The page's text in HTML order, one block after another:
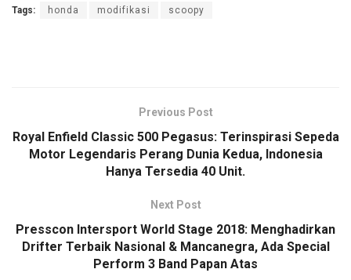
Tags: honda modifikasi scoopy
Previous Post
Royal Enfield Classic 500 Pegasus: Terinspirasi Sepeda
Motor Legendaris Perang Dunia Kedua, Indonesia
Hanya Tersedia 40 Unit.
Next Post
Presscon Intersport World Stage 2018: Menghadirkan
Drifter Terbaik Nasional & Mancanegra, Ada Special
Perform 3 Band Papan Atas